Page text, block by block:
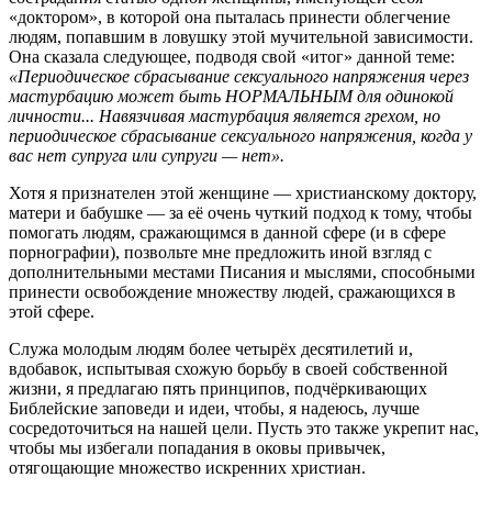
«доктором», в которой она пыталась принести облегчение
людям, попавшим в ловушку этой мучительной зависимости.
Она сказала следующее, подводя свой «итог» данной теме:
«Периодическое сбрасывание сексуального напряжения через
мастурбацию может быть НОРМАЛЬНЫМ для одинокой
личности... Навязчивая мастурбация является грехом, но
периодическое сбрасывание сексуального напряжения, когда у
вас нет супруга или супруги — нет».
Хотя я признателен этой женщине — христианскому доктору,
матери и бабушке — за её очень чуткий подход к тому, чтобы
помогать людям, сражающимся в данной сфере (и в сфере
порнографии), позвольте мне предложить иной взгляд с
дополнительными местами Писания и мыслями, способными
принести освобождение множеству людей, сражающихся в
этой сфере.
Служа молодым людям более четырёх десятилетий и,
вдобавок, испытывая схожую борьбу в своей собственной
жизни, я предлагаю пять принципов, подчёркивающих
Библейские заповеди и идеи, чтобы, я надеюсь, лучше
сосредоточиться на нашей цели. Пусть это также укрепит нас,
чтобы мы избегали попадания в оковы привычек,
отягощающие множество искренних христиан.